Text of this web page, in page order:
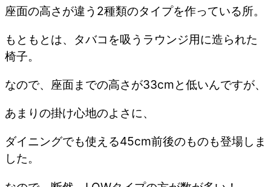
座面の高さが違う2種類のタイプを作っている所。
もともとは、タバコを吸うラウンジ用に造られた
椅子。
なので、座面までの高さが33cmと低いんですが、
あまりの掛け心地のよさに、
ダイニングでも使える45cm前後のものも登場しま
した。